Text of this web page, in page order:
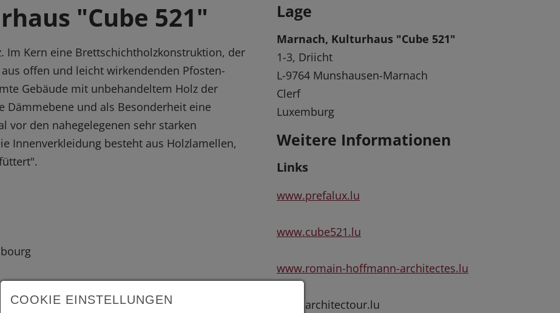
"Cube 521"
Im Kern eine Brettschichtholzkonstruktion, der
offen und leicht wirkendenden Pfosten-
Gebäude mit unbehandeltem Holz der
Dämmebene und als Besonderheit eine
vor den nahegelegenen sehr starken
Innenverkleidung besteht aus Holzlamellen,
Lage
Marnach, Kulturhaus "Cube 521"
1-3, Driicht
L-9764 Munshausen-Marnach
Clerf
Luxemburg
Weitere Informationen
Links
www.prefalux.lu
www.cube521.lu
www.romain-hoffmann-architectes.lu
www.architectour.lu
COOKIE EINSTELLUNGEN